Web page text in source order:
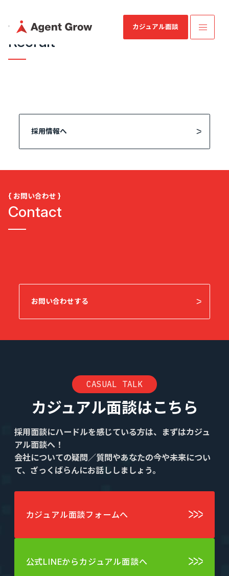
ミッション・
会社概要
SES特化型
SESコン
IRニュース IRライブラリ
業績・財務情
カジュアル面談
事業内容
IR情報
お問い合わせ
プライバシーポリシー
カジュアル面談
エントリーへ
CEO Blog
{ 採用情報 }
Recruit
採用情報へ
{ お問い合わせ }
Contact
お問い合わせする
CASUAL TALK
カジュアル面談はこちら
採用面談にハードルを感じている方は、まずはカジュ
アル面談へ！
会社についての疑問／質問やあなたの今や未来につい
て、ざっくばらんにお話ししましょう。
カジュアル面談フォームへ
公式LINEからカジュアル面談へ